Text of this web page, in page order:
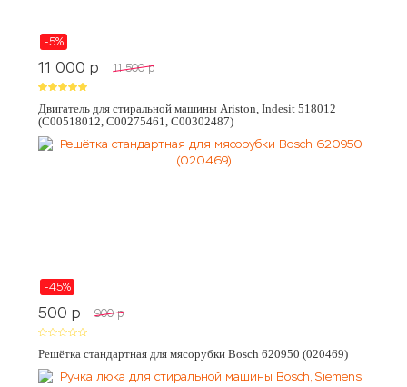
-5%
11 000 p 11 500 p
Двигатель для стиральной машины Ariston, Indesit 518012
(C00518012, C00275461, C00302487)
-45%
500 p 900 p
Решётка стандартная для мясорубки Bosch 620950 (020469)